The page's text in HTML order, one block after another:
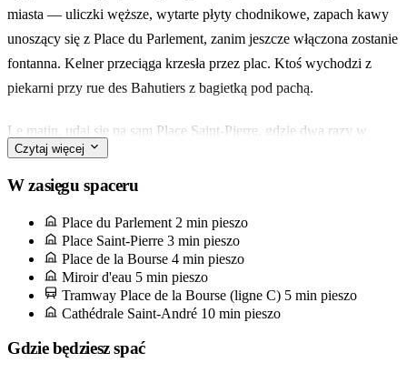
Made for a couple with friends in tow, or a small family passing
through. What stays with you is the jacuzzi after a long day of
walking Bordeaux stone.
miasta — uliczki węższe, wytarte płyty chodnikowe, zapach kawy
unoszący się z Place du Parlement, zanim jeszcze włączona zostanie
fontanna. Kelner przeciąga krzesła przez plac. Ktoś wychodzi z
piekarni przy rue des Bahutiers z bagietką pod pachą.
Le matin, udaj się na sam Place Saint-Pierre, gdzie dwa razy w
tygodniu przy kościele rozstawia się targ. Albo wpadnij do Books &
Coffee przy rue de la Devise na flat white i sfatygowanego
pytają, dokąd miejscowi chodzą zanim na rue Sainte-Catherine
unoszone są żaluzje.
Czytaj więcej
W zasięgu spaceru
Place du Parlement 2 min pieszo
Place Saint-Pierre 3 min pieszo
Place de la Bourse 4 min pieszo
Miroir d'eau 5 min pieszo
Tramway Place de la Bourse (ligne C) 5 min pieszo
Cathédrale Saint-André 10 min pieszo
Gdzie będziesz spać